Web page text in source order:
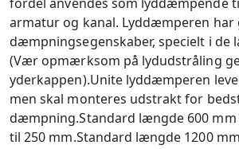
fordel anvendes som lyddæmpende
armatur og kanal. Lyddæmperen har
dæmpningsegenskaber, specielt i de
(Vær opmærksom på lydudstråling
yderkappen).Unite lyddæmperen
men skal monteres udstrakt for
dæmpning.Standard længde 600
til 250 mm.Standard længde 1200